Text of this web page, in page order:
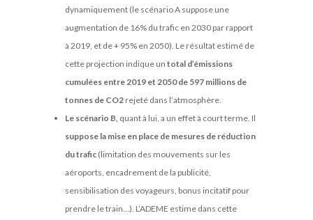
dynamiquement (le scénario A suppose une
augmentation de 16% du trafic en 2030 par rapport
à 2019, et de + 95% en 2050). Le résultat estimé de
cette projection indique un total d’émissions
cumulées entre 2019 et 2050 de 597 millions de
tonnes de CO2rejeté dans l’atmosphère.
Le scénario B, quant à lui, a un effet à court terme. Il
suppose la mise en place de mesures de réduction
du trafic(limitation des mouvements sur les
aéroports, encadrement de la publicité,
sensibilisation des voyageurs, bonus incitatif pour
prendre le train…). L’ADEME estime dans cette